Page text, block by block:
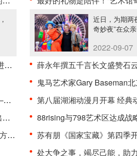
近日，为期两
奇妙夜”在众亲
2022-09-07
薛永年撰五千言长文盛赞石云诗
鬼马艺术家Gary Baseman北京新
第八届湖湘动漫月开幕 经典动
88rising与798艺术区达成战
苏有朋《国家宝藏》第四季开播
处大争之事，竭尽己能，助力素